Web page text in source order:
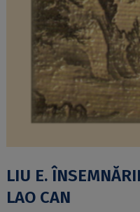
LIU E.
LAO CAN